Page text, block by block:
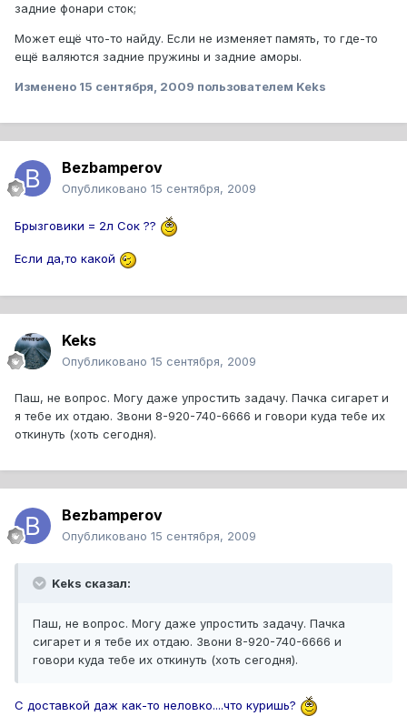
задние фонари сток;
Может ещё что-то найду. Если не изменяет память, то где-то
ещё валяются задние пружины и задние аморы.
Изменено 15 сентября, 2009 пользователем Keks
Bezbamperov
Опубликовано 15 сентября, 2009
Брызговики = 2л Сок ??
Если да,то какой
Keks
Опубликовано 15 сентября, 2009
Паш, не вопрос. Могу даже упростить задачу. Пачка сигарет и
я тебе их отдаю. Звони 8-920-740-6666 и говори куда тебе их
откинуть (хоть сегодня).
Bezbamperov
Опубликовано 15 сентября, 2009
Keks сказал:
Паш, не вопрос. Могу даже упростить задачу. Пачка
сигарет и я тебе их отдаю. Звони 8-920-740-6666 и
говори куда тебе их откинуть (хоть сегодня).
С доставкой даж как-то неловко....что куришь?